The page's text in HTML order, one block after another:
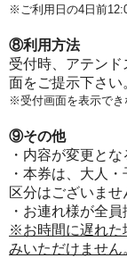
※ご利用日の4日前
⑧利用方法
受付時、アテン
面をご提示下さい
※受付画面を表示でき
⑨その他
・内容が変更と
・本券は、大人
区分はございませ
・お連れ様が全
※お時間に遅れた
みいただけませ